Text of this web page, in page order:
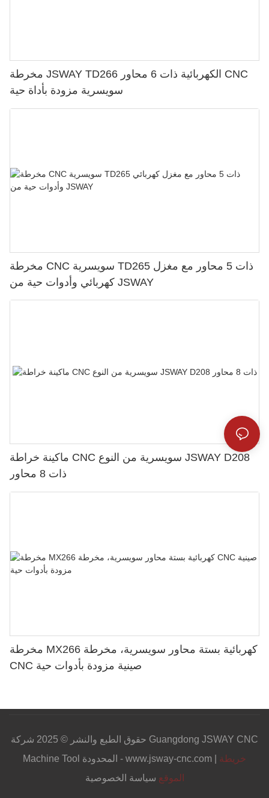
مخرطة JSWAY TD266 الكهربائية ذات 6 محاور CNC
سويسرية مزودة بأداة حية
مخرطة CNC سويسرية TD265 ذات 5 محاور مع مغزل
كهربائي وأدوات حية من JSWAY
ماكينة خراطة CNC سويسرية من النوع JSWAY D208
ذات 8 محاور
مخرطة MX266 كهربائية بستة محاور سويسرية، مخرطة
CNC صينية مزودة بأدوات حية
حقوق الطبع والنشر © 2025 شركة Guangdong JSWAY CNC
Machine Tool المحدودة - www.jsway-cnc.com |
خريطة
الموقع سياسة الخصوصية